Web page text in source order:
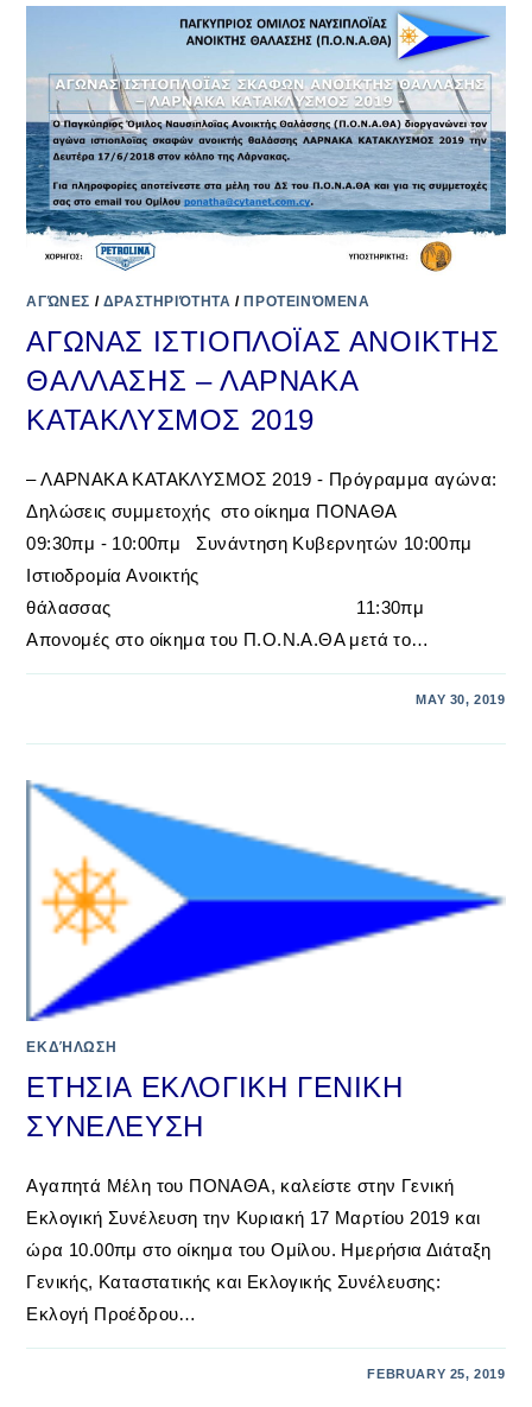
ΑΓΏΝΕΣ / ΔΡΑΣΤΗΡΙΌΤΗΤΑ / ΠΡΟΤΕΙΝΌΜΕΝΑ
ΑΓΩΝΑΣ ΙΣΤΙΟΠΛΟΪΑΣ ΑΝΟΙΚΤΗΣ
ΘΑΛΛΑΣΗΣ – ΛΑΡΝΑΚΑ
ΚΑΤΑΚΛΥΣΜΟΣ 2019
– ΛΑΡΝΑΚΑ ΚΑΤΑΚΛΥΣΜΟΣ 2019 - Πρόγραμμα αγώνα:
Δηλώσεις συμμετοχής στο οίκημα ΠΟΝΑΘΑ
09:30πμ - 10:00πμ Συνάντηση Κυβερνητών 10:00πμ
Ιστιοδρομία Ανοικτής
θάλασσας 11:30πμ
Απονομές στο οίκημα του Π.Ο.Ν.Α.ΘΑ μετά το…
MAY 30, 2019
ΕΚΔΉΛΩΣΗ
ΕΤΗΣΙΑ ΕΚΛΟΓΙΚΗ ΓΕΝΙΚΗ
ΣΥΝΕΛΕΥΣΗ
Αγαπητά Μέλη του ΠΟΝΑΘΑ, καλείστε στην Γενική
Εκλογική Συνέλευση την Κυριακή 17 Μαρτίου 2019 και
ώρα 10.00πμ στο οίκημα του Ομίλου. Ημερήσια Διάταξη
Γενικής, Καταστατικής και Εκλογικής Συνέλευσης:
Εκλογή Προέδρου…
FEBRUARY 25, 2019